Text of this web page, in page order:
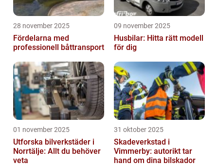
28 november 2025
Fördelarna med
professionell båttransport
09 november 2025
Husbilar: Hitta rätt modell
för dig
01 november 2025
Utforska bilverkstäder i
Norrtälje: Allt du behöver
veta
31 oktober 2025
Skadeverkstad i
Vimmerby: autorikt tar
hand om dina bilskador